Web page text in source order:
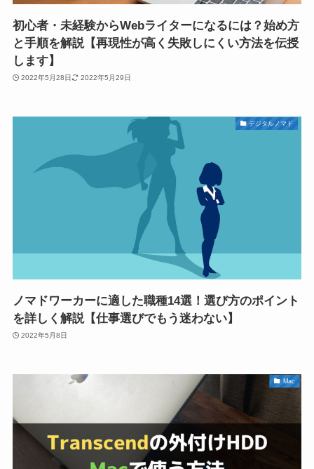
初心者・未経験からWebライターになるには？始め方
と手順を解説【再現性が高く失敗しにくい方法を伝授
します】
2022年5月28日 2022年5月29日
デジタルノマド
ノマドワーカーに適した職種14選！選び方のポイント
を詳しく解説【仕事選びでもう迷わない】
2022年5月8日
Mac